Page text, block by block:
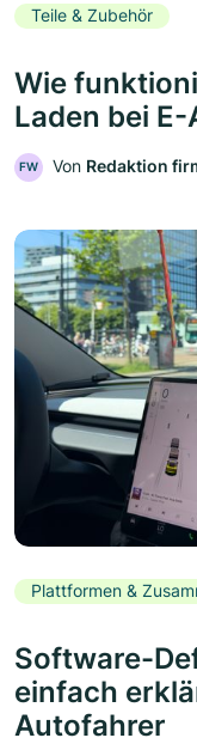
Teile & Zubehör
Wie
Laden bei
FW Von Redaktion
Plattformen &
Software-
einfach
Autofahrer